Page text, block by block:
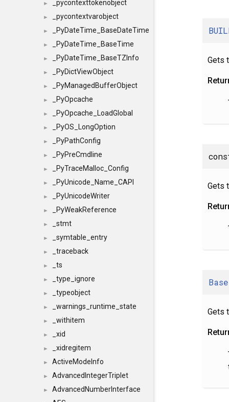
► _pycontexttokenobject
► _pycontextvarobject
► _PyDateTime_BaseDateTime
► _PyDateTime_BaseTime
► _PyDateTime_BaseTZInfo
► _PyDictViewObject
► _PyManagedBufferObject
► _PyOpcache
► _PyOpcache_LoadGlobal
► _PyOS_LongOption
► _PyPathConfig
► _PyPreCmdline
► _PyTraceMalloc_Config
► _PyUnicode_Name_CAPI
► _PyUnicodeWriter
► _PyWeakReference
► _stmt
► _symtable_entry
► _traceback
► _ts
► _type_ignore
► _typeobject
► _warnings_runtime_state
► _withitem
► _xid
► _xidregitem
► ActiveModeInfo
► AdvancedIntegerTriplet
► AdvancedNumberInterface
Gets
Gets
Gets